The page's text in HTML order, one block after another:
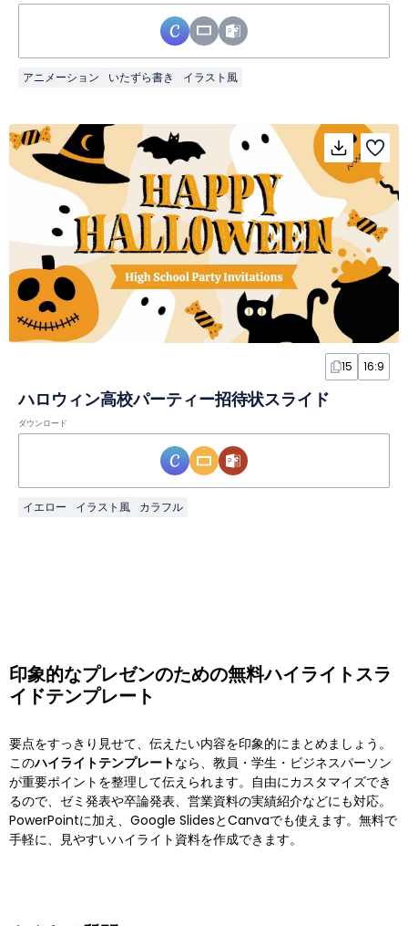
アニメーション いたずら書き イラスト風
15 16:9
ハロウィン高校パーティー招待状スライド
ダウンロード
イエロー イラスト風 カラフル
印象的なプレゼンのための無料ハイライトスラ
イドテンプレート
要点をすっきり見せて、伝えたい内容を印象的にまとめましょう。
このハイライトテンプレートなら、教員・学生・ビジネスパーソン
が重要ポイントを整理して伝えられます。自由にカスタマイズでき
るので、ゼミ発表や卒論発表、営業資料の実績紹介などにも対応。
PowerPointに加え、Google SlidesとCanvaでも使えます。無料で
手軽に、見やすいハイライト資料を作成できます。